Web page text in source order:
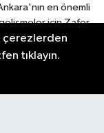
en önemli
için Zafer
haber kaynağı.
çerezlerden
tıklayın.